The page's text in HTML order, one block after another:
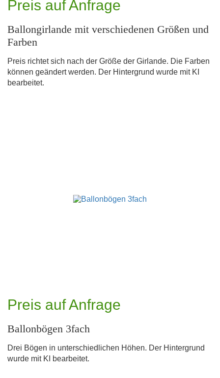
Preis auf Anfrage
Ballongirlande mit verschiedenen Größen und
Farben
Preis richtet sich nach der Größe der Girlande. Die Farben
können geändert werden. Der Hintergrund wurde mit KI
bearbeitet.
Preis auf Anfrage
Ballonbögen 3fach
Drei Bögen in unterschiedlichen Höhen. Der Hintergrund
wurde mit KI bearbeitet.